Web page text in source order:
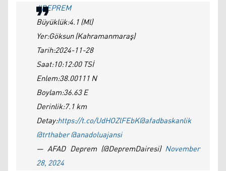
#DEPREM
Büyüklük:4.1 (Ml)
Yer:Göksun (Kahramanmaraş)
Tarih:2024-11-28
Saat:10:12:00 TSİ
Enlem:38.00111 N
Boylam:36.63 E
Derinlik:7.1 km
Detay:https://t.co/UdHOZlFEbK@afadbaskanlik
@trthaber@anadoluajansi
— AFAD Deprem (@DepremDairesi) November
28, 2024